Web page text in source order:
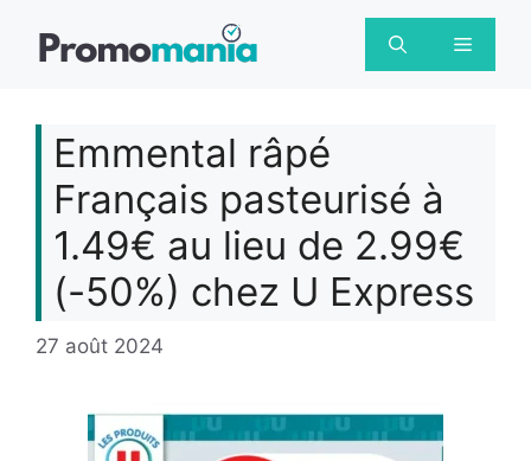
Menu
Emmental râpé
Français pasteurisé à
1.49€ au lieu de 2.99€
(-50%) chez U Express
27 août 2024